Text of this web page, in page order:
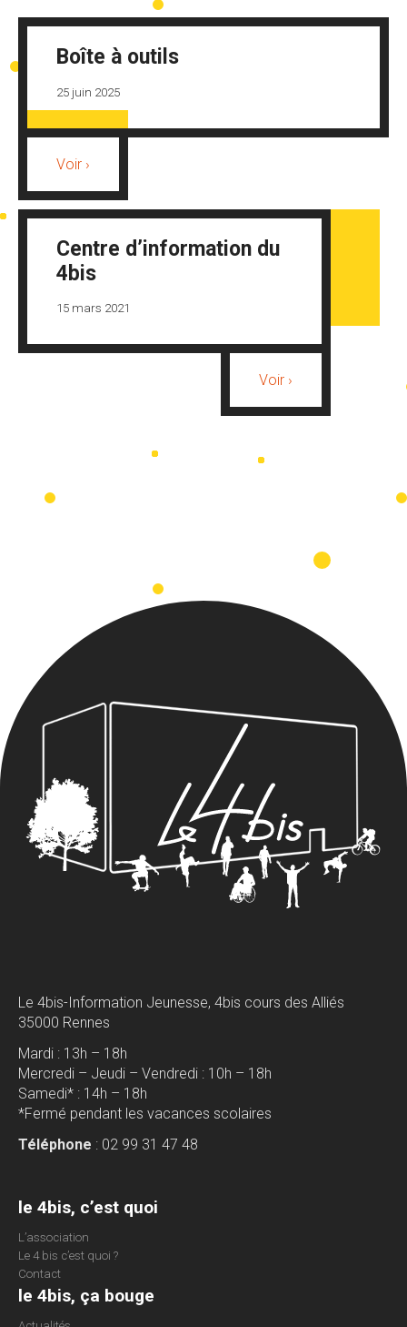
Boîte à outils
25 juin 2025
Voir ›
Centre d’information du
4bis
15 mars 2021
Voir ›
Le 4bis-Information Jeunesse, 4bis cours des Alliés
35000 Rennes
Mardi : 13h – 18h
Mercredi – Jeudi – Vendredi : 10h – 18h
Samedi* : 14h – 18h
*Fermé pendant les vacances scolaires
Téléphone : 02 99 31 47 48
le 4bis, c’est quoi
L’association
Le 4 bis c’est quoi ?
Contact
le 4bis, ça bouge